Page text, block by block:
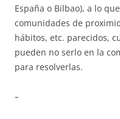
España o Bilbao), a lo
comunidades de
hábitos, etc. parecidos,
pueden no serlo en la
para resolverlas.
–